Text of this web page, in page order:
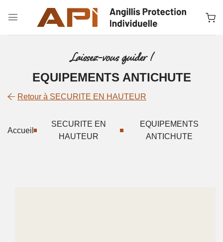
Laissez-vous guider !
EQUIPEMENTS ANTICHUTE
Retour à SECURITE EN HAUTEUR
Accueil
SECURITE EN
HAUTEUR
EQUIPEMENTS
ANTICHUTE